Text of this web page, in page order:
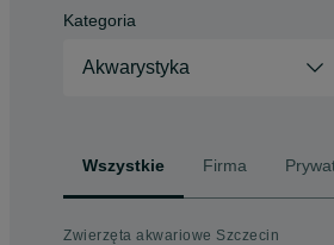
Kategoria
Akwarystyka
Wszystkie Firma
Zwierzęta akwariowe Szczecin